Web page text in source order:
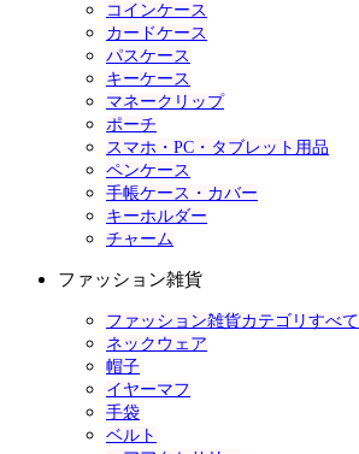
コインケース
カードケース
パスケース
キーケース
マネークリップ
ポーチ
スマホ・PC・タブレット用品
ペンケース
手帳ケース・カバー
キーホルダー
チャーム
ファッション雑貨
ファッション雑貨カテゴリすべて
ネックウェア
帽子
イヤーマフ
手袋
ベルト